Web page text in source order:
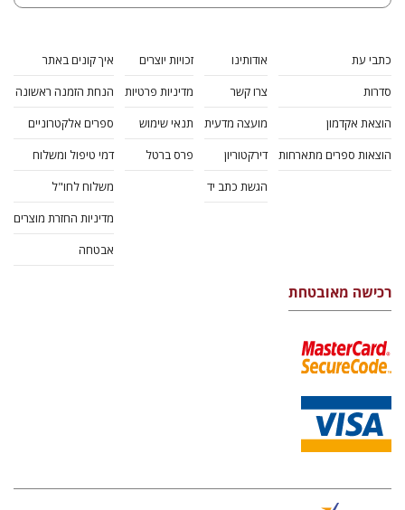
כתבי עת
סדרות
הוצאת אקדמון
הוצאות ספרים מתארחות
אודותינו
צרו קשר
מועצה מדעית
דירקטוריון
הגשת כתב יד
זכויות יוצרים
מדיניות פרטיות
תנאי שימוש
פרס ברטל
איך קונים באתר
הנחת הזמנה ראשונה
ספרים אלקטרוניים
דמי טיפול ומשלוח
משלוח לחו"ל
מדיניות החזרת מוצרים
אבטחה
רכישה מאובטחת